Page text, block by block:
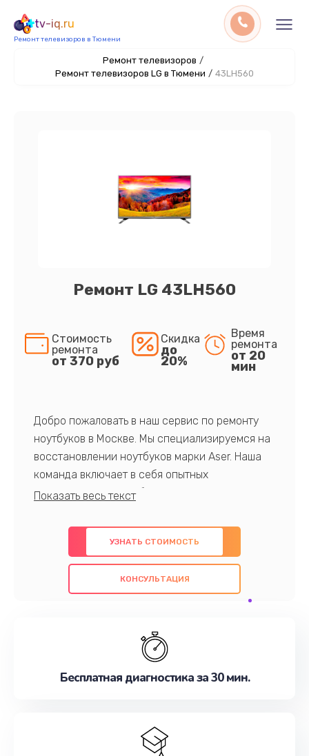
tv-iq.ru
Ремонт телевизоров в Тюмени
Ремонт телевизоров /
Ремонт телевизоров LG в Тюмени / 43LH560
Ремонт LG 43LH560
Стоимость
ремонта
от 370 руб
Скидка
до
20%
Время
ремонта
от 20
мин
Добро пожаловать в наш сервис по ремонту
ноутбуков в Москве. Мы специализируемся на
восстановлении ноутбуков марки Aser. Наша
команда включает в себя опытных
профессионалов с обширными знаниями и
предлагаем быстрый и качественный ремонт с
использованием оригинальных компонентов, а
также гарантируем качество всех
проведенных работ. Наша цель - предоставить
наилучшим образом. Не медлите записаться на
УЗНАТЬ СТОИМОСТЬ
КОНСУЛЬТАЦИЯ
Бесплатная диагностика за 30 мин.